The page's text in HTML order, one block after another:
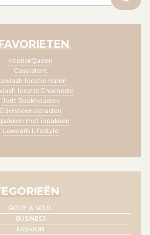
InteriorQueen
Cassistent
locatie haren
locatie Enschede
Jortt Boekhouden
Edelsteensieraden
met inpakken
Lowcarb Lifestyle
BODY & SOUL
BUSINESS
FASHION